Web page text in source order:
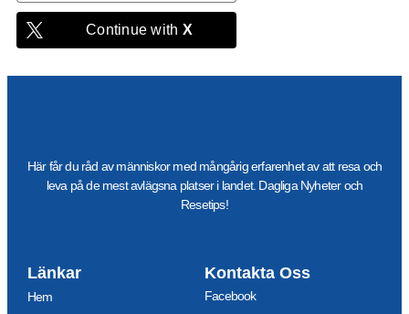
Continue with X
Här får du råd av människor med mångårig erfarenhet av att resa och
leva på de mest avlägsna platser i landet. Dagliga Nyheter och
Resetips!
Länkar
Hem
Kontakta Oss
Facebook